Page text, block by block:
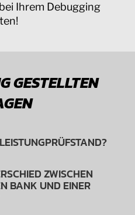
Ihrem Debugging
GESTELLTEN
ZWISCHEN
BANK UND EINER